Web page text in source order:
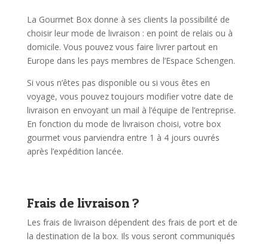
La Gourmet Box donne à ses clients la possibilité de
choisir leur mode de livraison : en point de relais ou à
domicile. Vous pouvez vous faire livrer partout en
Europe dans les pays membres de l’Espace Schengen.
Si vous n’êtes pas disponible ou si vous êtes en
voyage, vous pouvez toujours modifier votre date de
livraison en envoyant un mail à l’équipe de l’entreprise.
En fonction du mode de livraison choisi, votre box
gourmet vous parviendra entre 1 à 4 jours ouvrés
après l’expédition lancée.
Frais de livraison ?
Les frais de livraison dépendent des frais de port et de
la destination de la box. Ils vous seront communiqués